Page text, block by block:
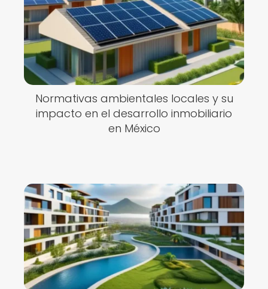
Normativas ambientales locales y su
impacto en el desarrollo inmobiliario
en México